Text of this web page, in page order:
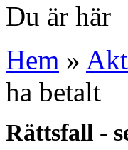
Du är här
Hem »
ha betalt
Rättsfall -